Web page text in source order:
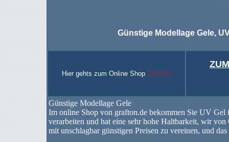
Günstige Modellage Gele,
Hier gehts zum Online Shop >>>>>>
Günstige Modellage Gele
Im online Shop von grafton.de bekommen Sie UV
verarbeiten und hat eine sehr hohe Haltbarkeit, wir
mit unschlagbar günstigen Preisen zu vereinen, und